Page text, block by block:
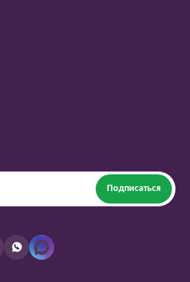
Подписаться